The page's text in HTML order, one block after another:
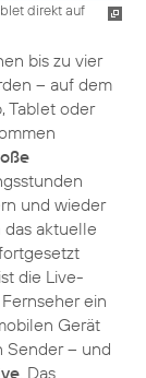
direkt auf
bis zu vier
– auf dem
Tablet oder
und wieder
das aktuelle
die Live-
ein
Gerät
Sender – und
. Das